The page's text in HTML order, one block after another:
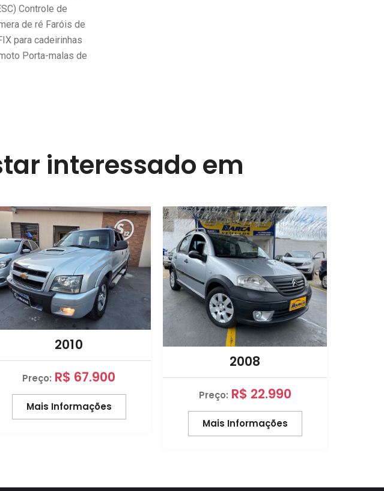
Controle de
de ré Faróis de
para cadeirinhas
Porta-malas de
interessado em
2010
Preço: R$ 67.900
Mais Informações
2008
Preço: R$ 22.990
Mais Informações